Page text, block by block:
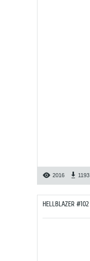
2016 1193
HELLBLAZER #102